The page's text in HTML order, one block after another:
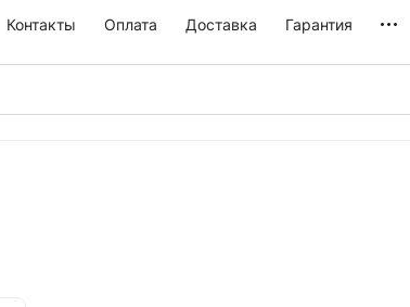
Контакты Оплата Доставка Гарантия